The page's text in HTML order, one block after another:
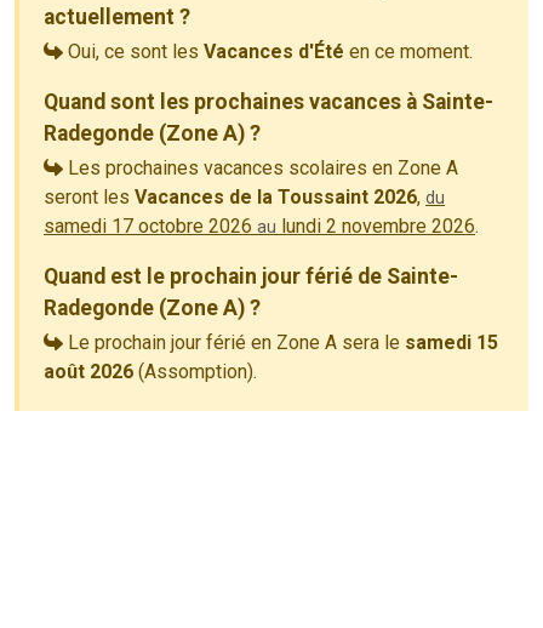
actuellement ?
Oui, ce sont les Vacances d'Été en ce moment.
Quand sont les prochaines vacances à Sainte-
Radegonde (Zone A) ?
Les prochaines vacances scolaires en Zone A
seront les Vacances de la Toussaint 2026, du
samedi 17 octobre 2026 au lundi 2 novembre 2026.
Quand est le prochain jour férié de Sainte-
Radegonde (Zone A) ?
Le prochain jour férié en Zone A sera le samedi 15
août 2026 (Assomption).